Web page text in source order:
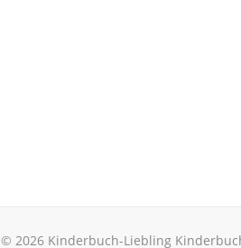
© 2026 Kinderbuch-Liebling